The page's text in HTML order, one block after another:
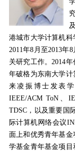
港城市大学计算机科
2011年8 月至2013年8
关研究工作。 2014年
年破格为东南大学
来凌振博士发表
IEEE/ACM ToN 、
TDSC，以及重要国
际计算机网络会议
面上和优秀青年基
学基金青年基金项